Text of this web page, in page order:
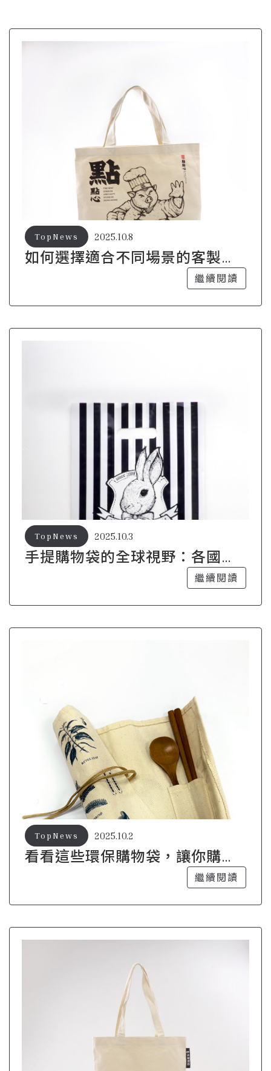
如何選擇適合不同場景的客製帆
2025.10.8
TopNews
繼續閱讀
手提購物袋的全球視野：各國流
2025.10.3
TopNews
繼續閱讀
看看這些環保購物袋，讓你購物
2025.10.2
TopNews
繼續閱讀